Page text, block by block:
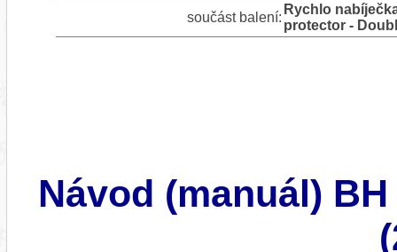
součást balení:
Rychlo
protector -
Návod (manuál) BH